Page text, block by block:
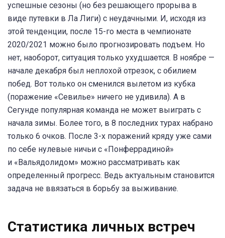
успешные сезоны (но без решающего прорыва в
виде путевки в Ла Лиги) с неудачными. И, исходя из
этой тенденции, после 15-го места в чемпионате
2020/2021 можно было прогнозировать подъем. Но
нет, наоборот, ситуация только ухудшается. В ноябре —
начале декабря был неплохой отрезок, с обилием
побед. Вот только он сменился вылетом из кубка
(поражение «Севилье» ничего не удивила). А в
Сегунде популярная команда не может выиграть с
начала зимы. Более того, в 8 последних турах набрано
только 6 очков. После 3-х поражений кряду уже сами
по себе нулевые ничьи с «Понферрадиной»
и «Вальядолидом» можно рассматривать как
определенный прогресс. Ведь актуальным становится
задача не ввязаться в борьбу за выживание.
Статистика личных встреч